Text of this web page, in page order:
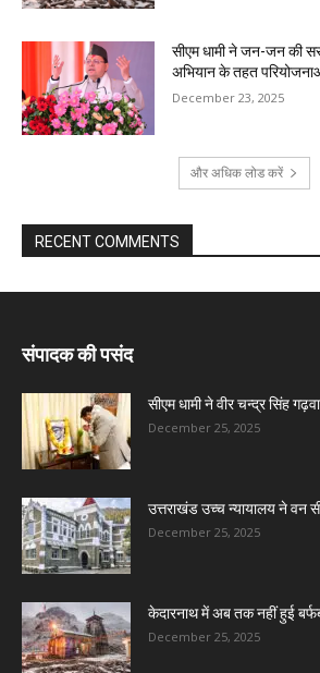
सीएम धामी ने जन-जन की
अभियान के तहत
December 23, 2025
और अधिक लोड करें
RECENT COMMENTS
संपादक की पसंद
सीएम धामी ने वीर चन्द्र सिंह
December 25, 2025
उत्तराखंड उच्च न्यायालय ने वन
December 25, 2025
केदारनाथ में अब तक नहीं हुई
December 25, 2025